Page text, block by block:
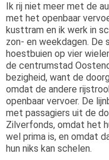
Ik rij niet meer met de
met het openbaar
kusttram en ik werk in
zon- en weekdagen. De
hoestbuien op vier
de centrumstad
bezigheid, want de
omdat de andere
openbaar vervoer. De
met passagiers uit de
Zilverfonds, omdat het
wel prima is, en omdat
hun niks kan schelen.